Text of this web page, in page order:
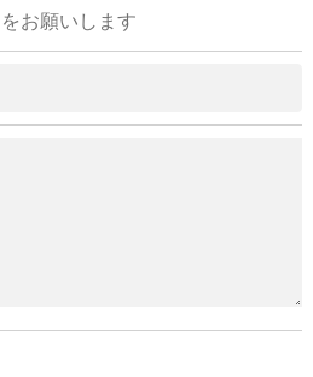
お願いします